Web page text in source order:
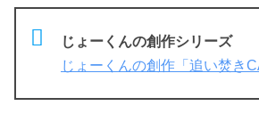
じょーくんの創作シリーズ
じょーくんの創作「追い焚き